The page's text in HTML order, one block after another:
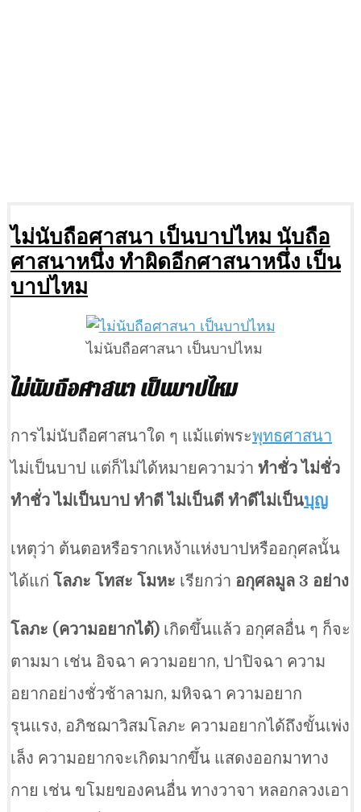
ไม่นับถือศาสนา เป็นบาปไหม นับถือ
ศาสนาหนึ่ง ทำผิดอีกศาสนาหนึ่ง เป็น
บาปไหม
ไม่นับถือศาสนา เป็นบาปไหม
ไม่นับถือศาสนา เป็นบาปไหม
การไม่นับถือศาสนาใด ๆ แม้แต่พระพุทธศาสนา
ไม่เป็นบาป แต่ก็ไม่ได้หมายความว่า ทำชั่ว ไม่ชั่ว
ทำชั่ว ไม่เป็นบาป ทำดี ไม่เป็นดี ทำดีไม่เป็นบุญ
เหตุว่า ต้นตอหรือรากเหง้าแห่งบาปหรืออกุศลนั้น
ได้แก่ โลภะ โทสะ โมหะ เรียกว่า อกุศลมูล 3 อย่าง
โลภะ (ความอยากได้) เกิดขึ้นแล้ว อกุศลอื่น ๆ ก็จะ
ตามมา เช่น อิจฉา ความอยาก, ปาปิจฉา ความ
อยากอย่างชั่วช้าลามก, มหิจฉา ความอยาก
รุนแรง, อภิชฌาวิสมโลภะ ความอยากได้ถึงขั้นเพ่ง
เล็ง ความอยากจะเกิดมากขึ้น แสดงออกมาทาง
กาย เช่น ขโมยของคนอื่น ทางวาจา หลอกลวงเอา